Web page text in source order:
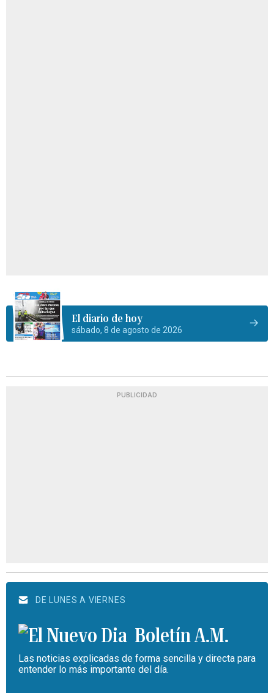
El diario de hoy
sábado, 8 de agosto de 2026
PUBLICIDAD
DE LUNES A VIERNES
Boletín A.M.
Las noticias explicadas de forma sencilla y directa para
entender lo más importante del día.